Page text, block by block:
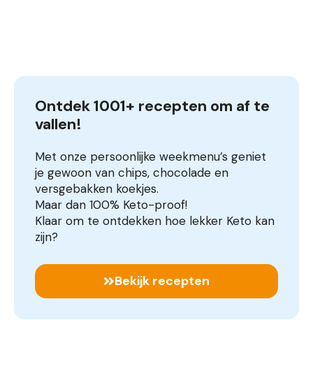
Ontdek 1001+ recepten om af te
vallen!
Met onze persoonlijke weekmenu’s geniet
je gewoon van chips, chocolade en
versgebakken koekjes.
Maar dan 100% Keto-proof!
Klaar om te ontdekken hoe lekker Keto kan
zijn?
Bekijk recepten